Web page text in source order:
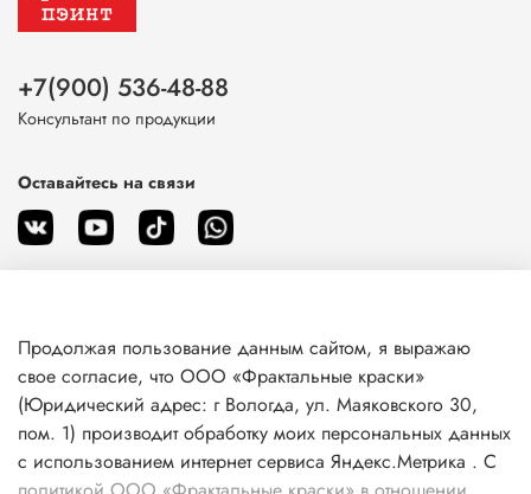
О магазине
Клиентам
+7(900) 536-48-88
Консультант по продукции
Оставайтесь на связи
Продолжая пользование данным сайтом, я выражаю
свое согласие, что ООО «Фрактальные краски»
(Юридический адрес: г Вологда, ул. Маяковского 30,
пом. 1) производит обработку моих персональных данных
с использованием интернет сервиса Яндекс.Метрика . С